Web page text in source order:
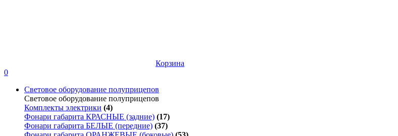
Корзина
0
Световое оборудование полуприцепов
Световое оборудование полуприцепов
Комплекты электрики (4)
Фонари габарита КРАСНЫЕ (задние) (17)
Фонари габарита БЕЛЫЕ (передние) (37)